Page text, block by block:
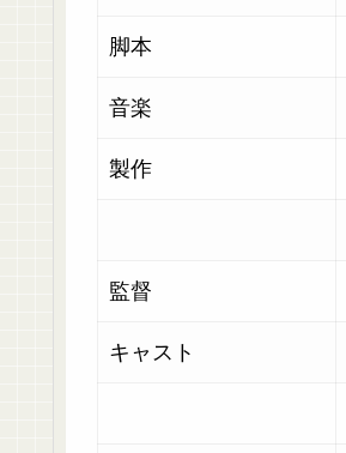
脚本
音楽
製作
監督
キャスト